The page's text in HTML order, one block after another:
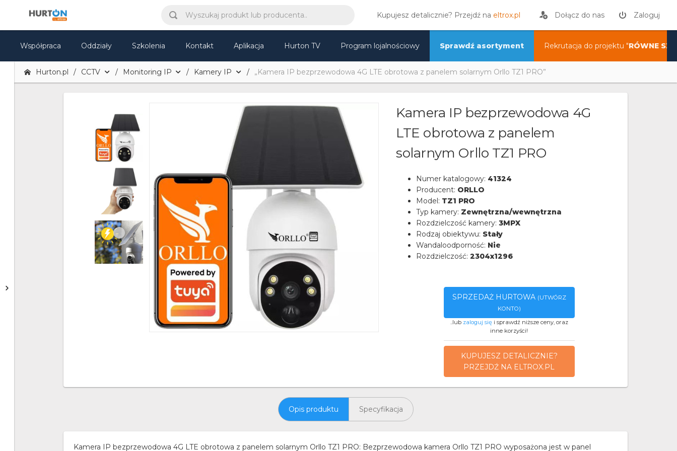
Kupujesz detalicznie? Przejdź na eltrox.pl Dołącz do nas Zaloguj
Współpraca Oddziały Szkolenia Kontakt Aplikacja Hurton TV Program lojalnościowy Sprawdź asortyment Rekrutacja do projektu "RÓWNE
Hurton.pl CCTV Monitoring IP Kamery IP „Kamera IP bezprzewodowa 4G LTE obrotowa z panelem solarnym Orllo TZ1 PRO”
Kamera IP bezprzewodowa 4G
LTE obrotowa z panelem
solarnym Orllo TZ1 PRO
Numer katalogowy: 41324
Producent: ORLLO
Model: TZ1 PRO
Typ kamery: Zewnętrzna/wewnętrzna
Rozdzielczość kamery: 3MPX
Rodzaj obiektywu: Stały
Wandaloodporność: Nie
Rozdzielczość: 2304x1296
SPRZEDAŻ HURTOWA (UTWÓRZ
KONTO)
..lub zaloguj sięi sprawdź niższe ceny, oraz
inne korzyści!
KUPUJESZ DETALICZNIE?
PRZEJDŹ NA ELTROX.PL
Opis produktu Specyfikacja
Kamera IP bezprzewodowa 4G LTE obrotowa z panelem solarnym Orllo TZ1 PRO: Bezprzewodowa kamera Orllo TZ1 PRO wyposażona jest w panel